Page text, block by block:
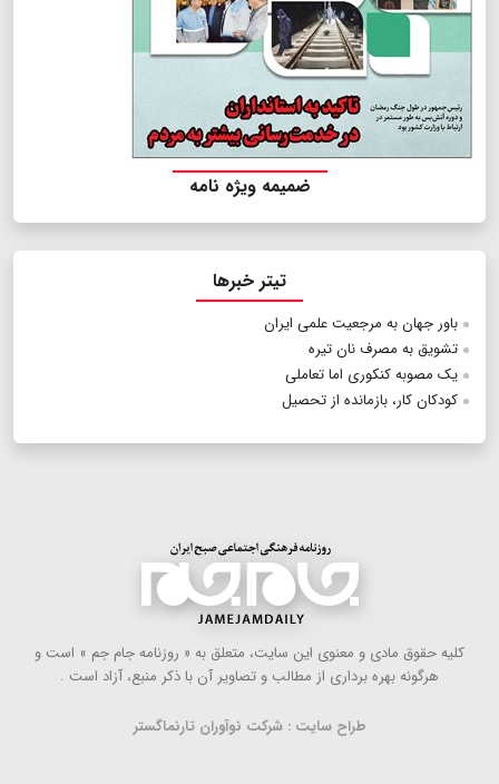
ضمیمه ویژه نامه
تیتر خبرها
باور جهان به مرجعیت علمی ایران
تشویق به مصرف نان تیره
یک مصوبه کنکوری اما تعاملی
کودکان کار، بازمانده از تحصیل
كلیه حقوق مادی و معنوی این سایت، متعلق به « روزنامه جام جم » است و
هرگونه بهره ‌برداری از مطالب و تصاویر آن با ذكر منبع، آزاد است .
طراح سایت : شرکت نوآوران تارنماگستر